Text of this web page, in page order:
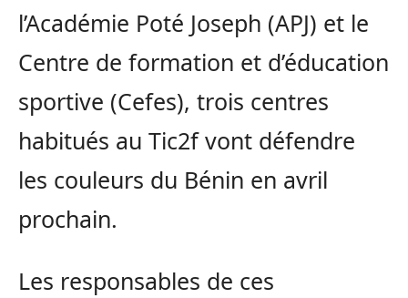
l’Académie Poté Joseph (APJ) et le
Centre de formation et d’éducation
sportive (Cefes), trois centres
habitués au Tic2fvont défendre
les couleurs du Bénin en avril
prochain.
Les responsables de ces